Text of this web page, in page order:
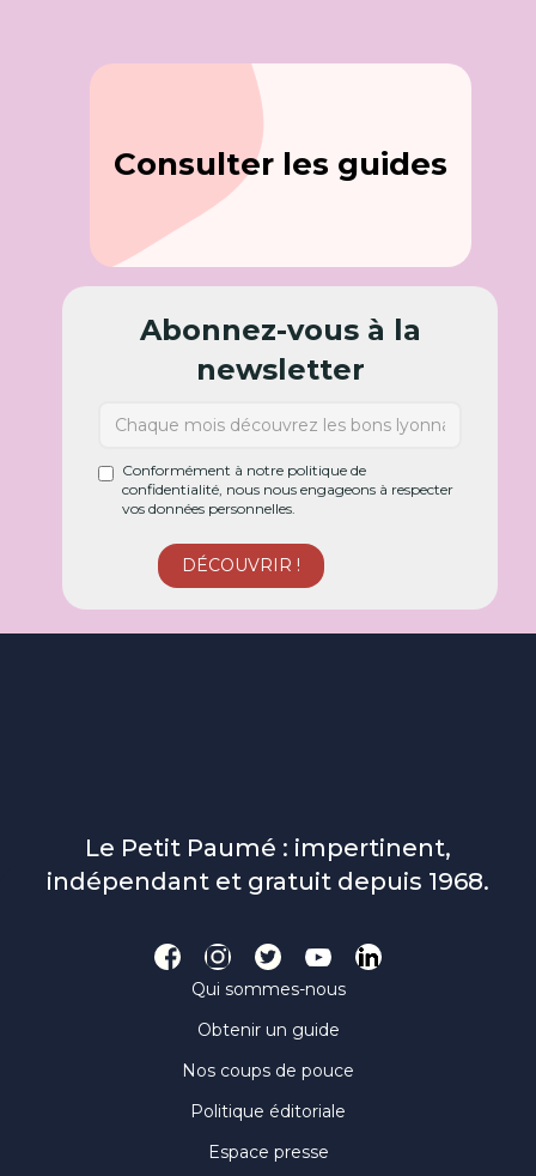
Consulter les guides
Abonnez-vous à la
newsletter
Conformément à notre politique de
confidentialité, nous nous engageons à respecter
vos données personnelles.
Le Petit Paumé : impertinent,
indépendant et gratuit depuis 1968.
Qui sommes-nous
Obtenir un guide
Nos coups de pouce
Politique éditoriale
Espace presse